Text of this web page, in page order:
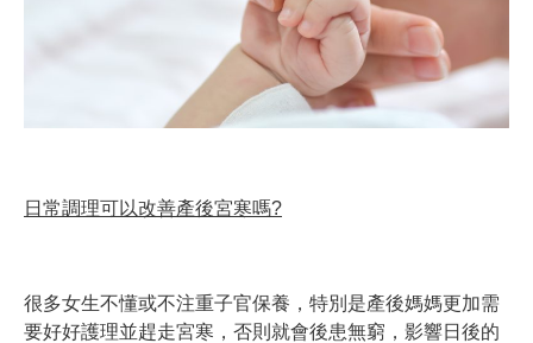
日常調理可以改善產後宮寒嗎?
很多女生不懂或不注重子官保養，特別是產後媽媽更加需
要好好護理並趕走宮寒，否則就會後患無窮，影響日後的